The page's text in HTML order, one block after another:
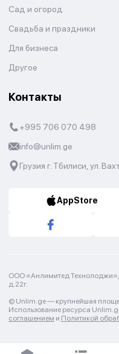
Сад и огород
Свадьба и праздники
Для бизнеса
Другое
Контакты
+995 706 070 498
info@unlim.ge
Грузия г. Тбилиси, ул.
AppStore
ООО «Анлимитед Технолоджи»,
д.22г.
© Unlim.ge — крупнейшая
Использование ресурса
соглашением и Политикой